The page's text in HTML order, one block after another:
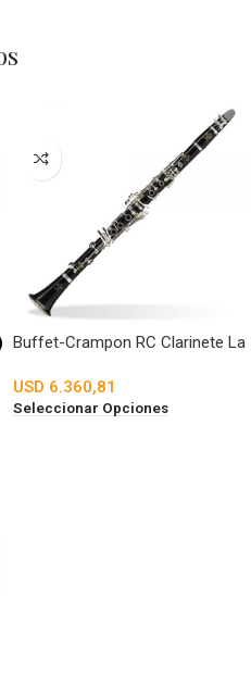
Buffet-Crampon RC Clarinete La
USD 6.360,81
Seleccionar Opciones